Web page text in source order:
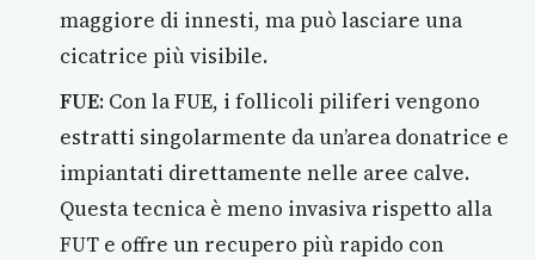
maggiore di innesti, ma può lasciare una
cicatrice più visibile.
FUE: Con la FUE, i follicoli piliferi vengono
estratti singolarmente da un’area donatrice e
impiantati direttamente nelle aree calve.
Questa tecnica è meno invasiva rispetto alla
FUT e offre un recupero più rapido con